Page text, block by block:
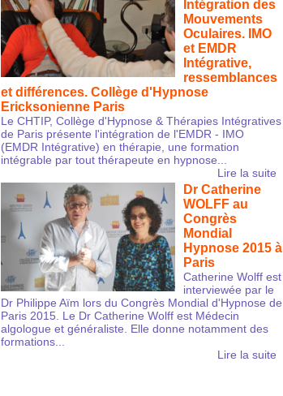
Intégration des
Mouvements
Oculaires. IMO
et EMDR
Intégrative,
ressemblances
et différences. Collège d'Hypnose
Ericksonienne Paris
Le CHTIP, Collège d'Hypnose & Thérapies Intégratives
de Paris présente l'intégration de l'EMDR - IMO
(EMDR Intégrative) en thérapie, une formation
intégrable par tout thérapeute en hypnose...
Lire la suite
Dr Catherine
WOLFF au
Congrès
Mondial
Hypnose 2015 à
Paris
Catherine Wolff est
interviewée par le
Dr Philippe Aïm lors du Congrès Mondial d'Hypnose de
Paris 2015. Le Dr Catherine Wolff est Médecin
algologue et généraliste. Elle donne notamment des
formations...
Lire la suite